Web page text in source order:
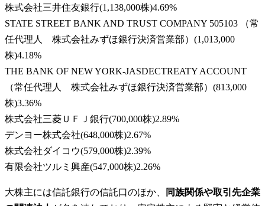
株式会社三井住友銀行(1,138,000株)4.69%
STATE STREET BANK AND TRUST COMPANY 505103 （常
任代理人 株式会社みずほ銀行決済営業部） (1,013,000
株)4.18%
THE BANK OF NEW YORK-JASDECTREATY ACCOUNT
（常任代理人 株式会社みずほ銀行決済営業部） (813,000
株)3.36%
株式会社三菱ＵＦＪ銀行(700,000株)2.89%
デンヨー株式会社(648,000株)2.67%
株式会社ダイコウ(579,000株)2.39%
有限会社ツルミ興産(547,000株)2.26%
大株主には信託銀行の信託口のほか、
同族関係や取引先企業